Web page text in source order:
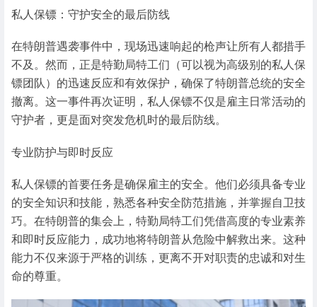
私人保镖：守护安全的最后防线
在特朗普遇袭事件中，现场迅速响起的枪声让所有人都措手
不及。然而，正是特勤局特工们（可以视为高级别的私人保
镖团队）的迅速反应和有效保护，确保了特朗普总统的安全
撤离。这一事件再次证明，私人保镖不仅是雇主日常活动的
守护者，更是面对突发危机时的最后防线。
专业防护与即时反应
私人保镖的首要任务是确保雇主的安全。他们必须具备专业
的安全知识和技能，熟悉各种安全防范措施，并掌握自卫技
巧。在特朗普的集会上，特勤局特工们凭借高度的专业素养
和即时反应能力，成功地将特朗普从危险中解救出来。这种
能力不仅来源于严格的训练，更离不开对职责的忠诚和对生
命的尊重。